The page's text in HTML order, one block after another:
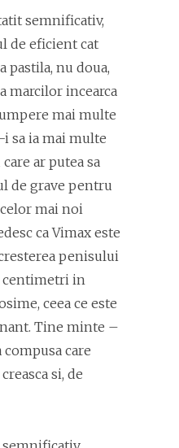
semnificativ,
de eficient cat
pastila, nu doua,
marcilor incearca
mai multe
sa ia mai multe
ar putea sa
de grave pentru
mai noi
ca Vimax este
penisului
centimetri in
ceea ce este
Tine minte –
care
si, de